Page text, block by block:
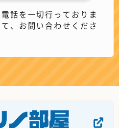
話を一切行っておりま
、お問い合わせくださ